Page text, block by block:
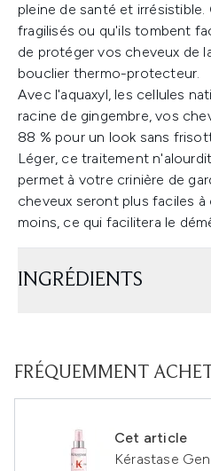
pleine de santé et
fragilisés ou qu'ils tombent
de protéger vos cheveux de
bouclier thermo-protecteur.
Avec l'aquaxyl, les cellules
racine de gingembre, vos
88 % pour un look sans
Léger, ce traitement
permet à votre crinière de
cheveux seront plus faciles
moins, ce qui facilitera le
INGRÉDIENTS
FRÉQUEMMENT
Cet article
Kérastase